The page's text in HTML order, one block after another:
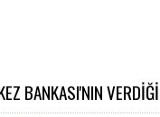
BANKASI'NIN